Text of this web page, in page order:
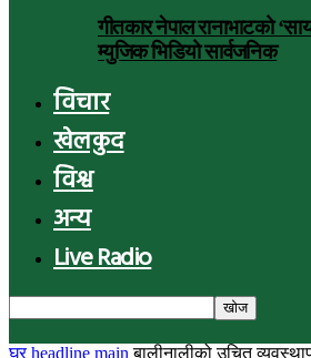
गीतकार नेपाल रानाभाटको
म्युजिक भिडियो सार्वजनिक
विचार
खेलकुद
विश्व
अन्य
Live Radio
घर headline main बालीनालीको उचित